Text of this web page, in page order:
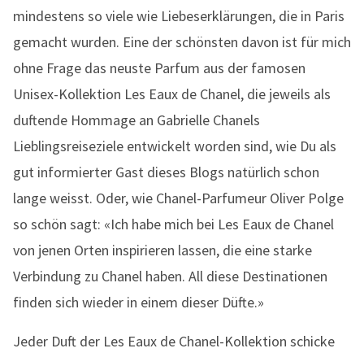
mindestens so viele wie Liebeserklärungen, die in Paris
gemacht wurden. Eine der schönsten davon ist für mich
ohne Frage das neuste Parfum aus der famosen
Unisex-Kollektion Les Eaux de Chanel, die jeweils als
duftende Hommage an Gabrielle Chanels
Lieblingsreiseziele entwickelt worden sind, wie Du als
gut informierter Gast dieses Blogs natürlich schon
lange weisst. Oder, wie Chanel-Parfumeur Oliver Polge
so schön sagt: «Ich habe mich bei Les Eaux de Chanel
von jenen Orten inspirieren lassen, die eine starke
Verbindung zu Chanel haben. All diese Destinationen
finden sich wieder in einem dieser Düfte.»
Jeder Duft der Les Eaux de Chanel-Kollektion schicke